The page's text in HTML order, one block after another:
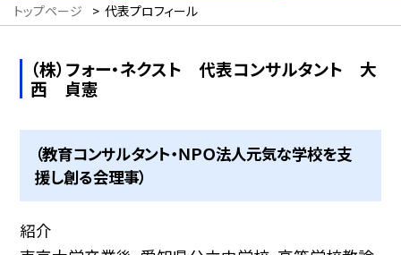
トップページ > 代表プロフィール
（株）フォー・ネクスト 代表コンサルタント 大
西 貞憲
（教育コンサルタント・ＮＰＯ法人元気な学校を支
援し創る会理事）
紹介